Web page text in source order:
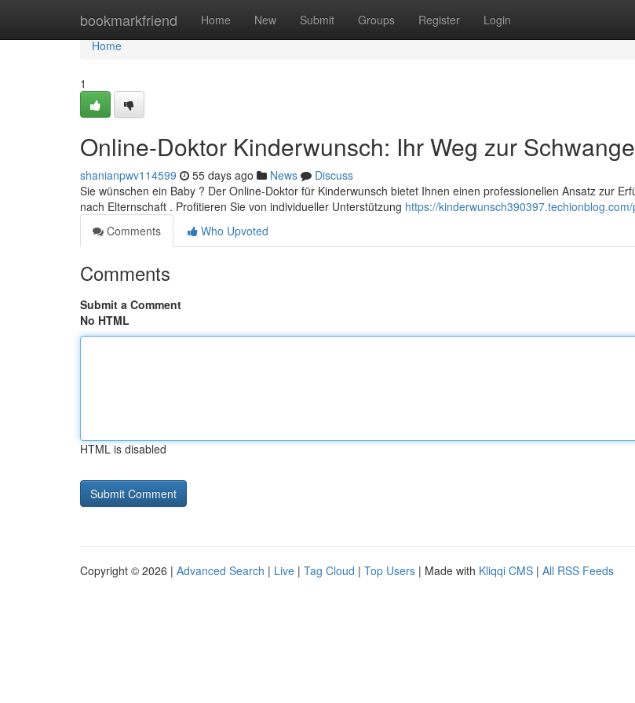
bookmarkfriend Home New Submit Groups Register Login
Home
Home
1
Online-Doktor Kinderwunsch: Ihr Weg zur
shanianpwv114599 55 days ago News
Discuss
Sie wünschen ein Baby ? Der Online-Doktor für Kinderwunsch bietet Ihnen einen professionellen Ansatz zur
nach Elternschaft . Profitieren Sie von individueller Unterstützung https://
Comments
Who Upvoted
Comments
Submit a Comment
No HTML
HTML is disabled
Copyright © 2026 | Advanced Search | Live | Tag Cloud | Top Users | Made with Kliqqi CMS | All RSS Feeds